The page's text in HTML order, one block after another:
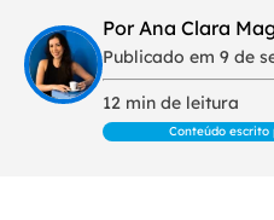
Por Ana Clara
Publicado em 9 de
12 min de leitura
Conteúdo escrito